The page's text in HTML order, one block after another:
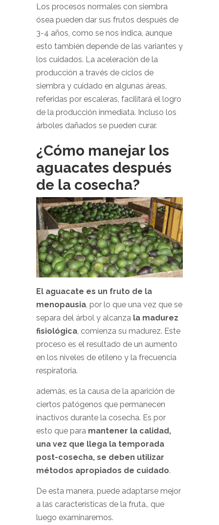
Los procesos normales con siembra
ósea pueden dar sus frutos después de
3-4 años, como se nos indica, aunque
esto también depende de las variantes y
los cuidados. La aceleración de la
producción a través de ciclos de
siembra y cuidado en algunas áreas,
referidas por escaleras, facilitará el logro
de la producción inmediata. Incluso los
árboles dañados se pueden curar.
¿Cómo manejar los
aguacates después
de la cosecha?
El aguacate es un fruto de la
menopausia , por lo que una vez que se
separa del árbol y alcanza la madurez
fisiológica , comienza su madurez. Este
proceso es el resultado de un aumento
en los niveles de etileno y la frecuencia
respiratoria.
además, es la causa de la aparición de
ciertos patógenos que permanecen
inactivos durante la cosecha. Es por
esto que para mantener la calidad,
una vez que llega la temporada
post-cosecha, se deben utilizar
métodos apropiados de cuidado.
De esta manera, puede adaptarse mejor
a las características de la fruta., que
luego examinaremos.